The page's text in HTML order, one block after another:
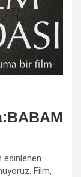
esinlenen
Film,